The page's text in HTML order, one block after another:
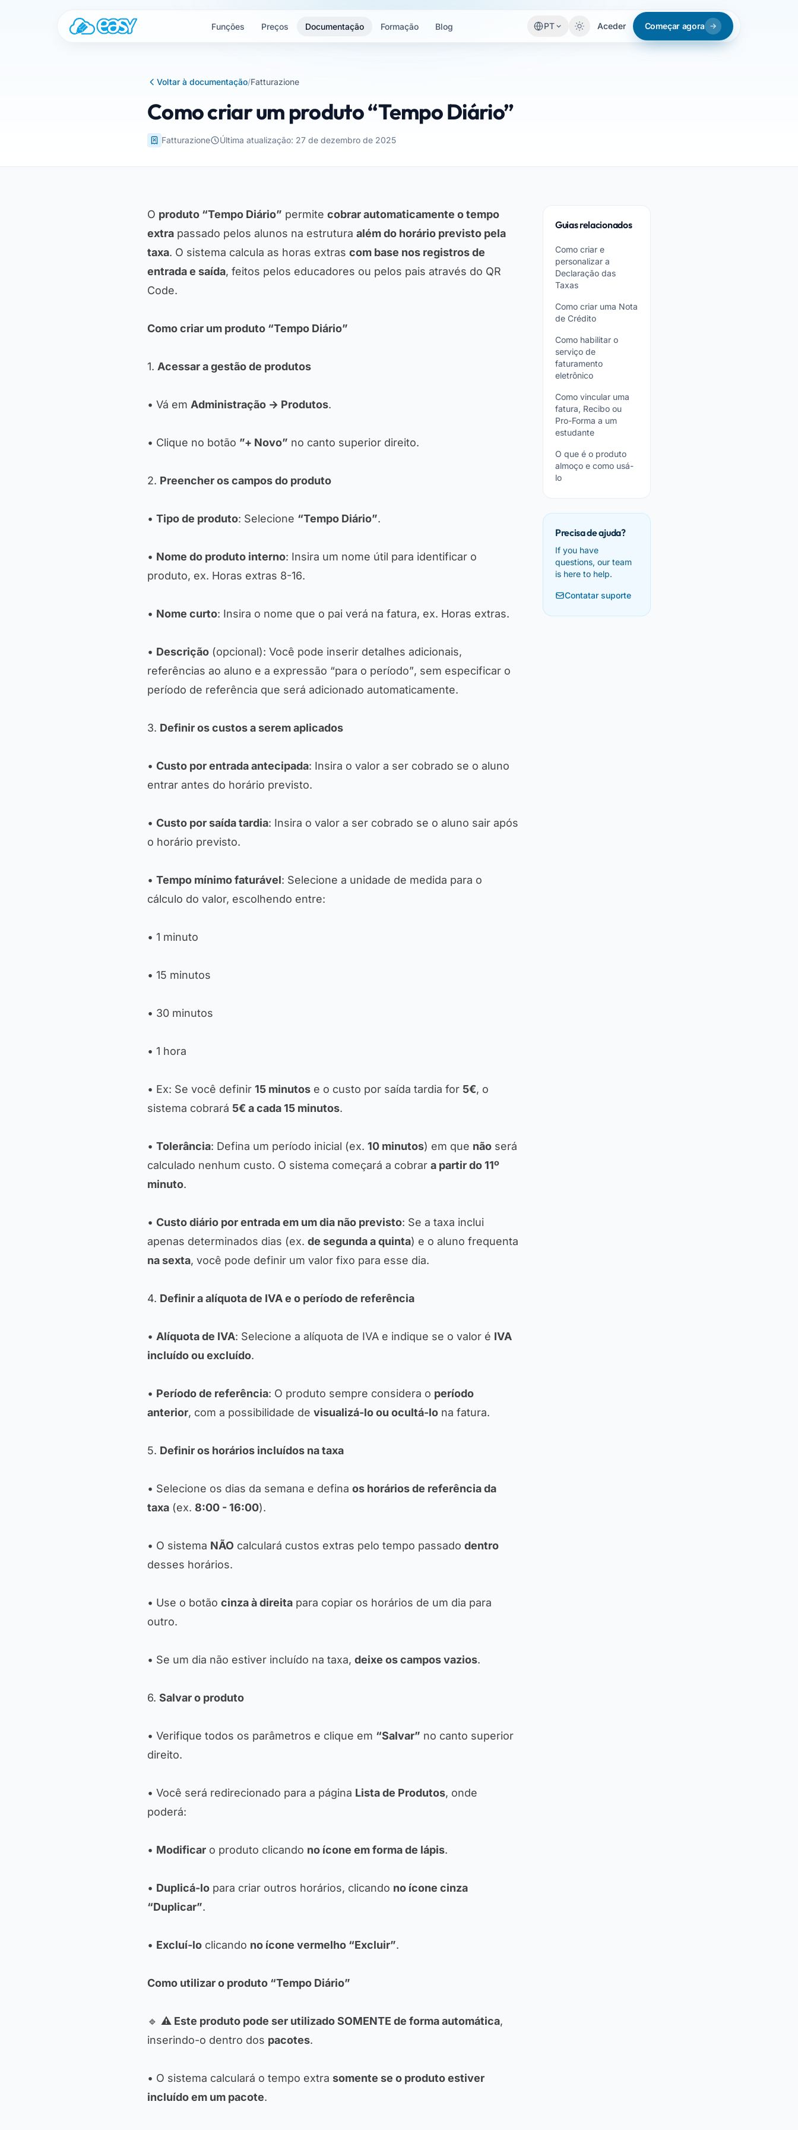
Funções Preços Documentação Formação Blog PT Aceder Começar agora
Voltar à documentação/Fatturazione
Como criar um produto “Tempo Diário”
Fatturazione Última atualização: 27 de dezembro de 2025
O produto “Tempo Diário” permite cobrar automaticamente o tempo
extra passado pelos alunos na estrutura além do horário previsto pela
taxa. O sistema calcula as horas extras com base nos registros de
entrada e saída, feitos pelos educadores ou pelos pais através do QR
Code.
Como criar um produto “Tempo Diário”
1. Acessar a gestão de produtos
• Vá em Administração → Produtos.
• Clique no botão ”+ Novo” no canto superior direito.
2. Preencher os campos do produto
• Tipo de produto: Selecione “Tempo Diário”.
• Nome do produto interno: Insira um nome útil para identificar o
produto, ex. Horas extras 8-16.
• Nome curto: Insira o nome que o pai verá na fatura, ex. Horas extras.
• Descrição (opcional): Você pode inserir detalhes adicionais,
referências ao aluno e a expressão “para o período”, sem especificar o
período de referência que será adicionado automaticamente.
3. Definir os custos a serem aplicados
• Custo por entrada antecipada: Insira o valor a ser cobrado se o aluno
entrar antes do horário previsto.
• Custo por saída tardia: Insira o valor a ser cobrado se o aluno sair após
o horário previsto.
• Tempo mínimo faturável: Selecione a unidade de medida para o
cálculo do valor, escolhendo entre:
• 1 minuto
• 15 minutos
• 30 minutos
• 1 hora
• Ex: Se você definir 15 minutos e o custo por saída tardia for 5€, o
sistema cobrará 5€ a cada 15 minutos.
• Tolerância: Defina um período inicial (ex. 10 minutos) em que não será
calculado nenhum custo. O sistema começará a cobrar a partir do 11º
minuto.
• Custo diário por entrada em um dia não previsto: Se a taxa inclui
apenas determinados dias (ex. de segunda a quinta) e o aluno frequenta
na sexta, você pode definir um valor fixo para esse dia.
4. Definir a alíquota de IVA e o período de referência
• Alíquota de IVA: Selecione a alíquota de IVA e indique se o valor é IVA
incluído ou excluído.
• Período de referência: O produto sempre considera o período
anterior, com a possibilidade de visualizá-lo ou ocultá-lo na fatura.
5. Definir os horários incluídos na taxa
• Selecione os dias da semana e defina os horários de referência da
taxa (ex. 8:00 - 16:00).
• O sistema NÃO calculará custos extras pelo tempo passado dentro
desses horários.
• Use o botão cinza à direita para copiar os horários de um dia para
outro.
• Se um dia não estiver incluído na taxa, deixe os campos vazios.
6. Salvar o produto
• Verifique todos os parâmetros e clique em “Salvar” no canto superior
direito.
• Você será redirecionado para a página Lista de Produtos, onde
poderá:
• Modificar o produto clicando no ícone em forma de lápis.
• Duplicá-lo para criar outros horários, clicando no ícone cinza
“Duplicar”.
• Excluí-lo clicando no ícone vermelho “Excluir”.
Como utilizar o produto “Tempo Diário”
🔹 ⚠️ Este produto pode ser utilizado SOMENTE de forma automática,
inserindo-o dentro dos pacotes.
• O sistema calculará o tempo extra somente se o produto estiver
incluído em um pacote.
Guias relacionados
Como criar e
personalizar a
Declaração das
Taxas
Como criar uma Nota
de Crédito
Como habilitar o
serviço de
faturamento
eletrônico
Como vincular uma
fatura, Recibo ou
Pro-Forma a um
estudante
O que é o produto
almoço e como usá-
lo
Precisa de ajuda?
If you have
questions, our team
is here to help.
Contatar suporte